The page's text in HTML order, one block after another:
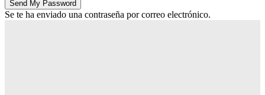
Se te ha enviado una contraseña por correo electrónico.